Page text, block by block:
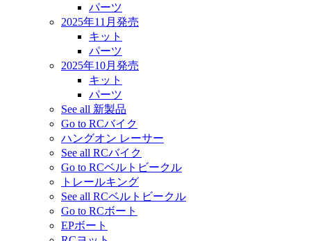
パーツ
2025年11月発売
キット
パーツ
2025年10月発売
キット
パーツ
See all 新製品
Go to RCバイク
ハングオン レーサー
See all RCバイク
Go to RCベルトビークル
トレールキング
See all RCベルトビークル
Go to RCボート
EPボート